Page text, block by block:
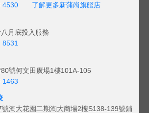
4530
了解更多新蒲崗旗艦店
月底投入服務
8531
號何文田廣場1樓101A-105
1463
淘大花園二期淘大商場2樓S138-139號鋪